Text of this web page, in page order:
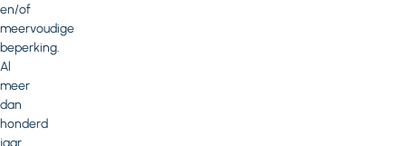
en/of
meervoudige
beperking.
Al
meer
dan
honderd